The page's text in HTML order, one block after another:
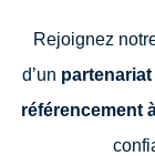
Rejoignez
d’un
référencement